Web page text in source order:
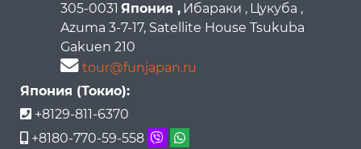
305-0031 Япония , Ибараки , Цукуба ,
Azuma 3-7-17, Satellite House Tsukuba
Gakuen 210
tour@funjapan.ru
Япония (Токио):
+8129-811-6370
+8180-770-59-558